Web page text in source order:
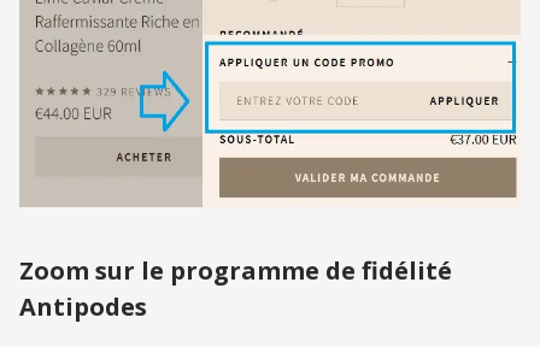
Zoom sur le programme de fidélité
Antipodes